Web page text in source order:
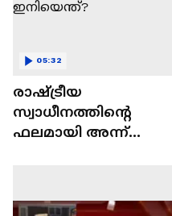
രാഷ്ട്രീയ
സ്വാധീനത്തിന്‍റെ
ഫലമായി അന്ന്
കേസില്‍ ഇനിയെന്ത്?
05:32